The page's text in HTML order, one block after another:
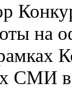
на
СМИ в